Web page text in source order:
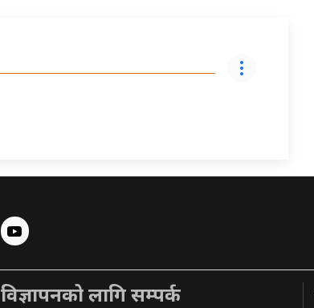
विज्ञापनको लागि सम्पर्क